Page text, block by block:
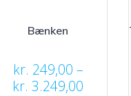
Bænken
kr. 249,00 –
kr. 3.249,00